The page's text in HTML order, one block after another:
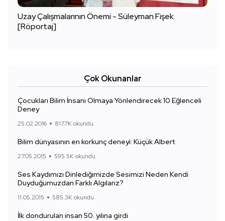
Uzay Çalışmalarının Önemi - Süleyman Fişek
[Röportaj]
Çok Okunanlar
Çocukları Bilim İnsanı Olmaya Yönlendirecek 10 Eğlenceli
Deney
25.02.2016 817.7K okundu.
Bilim dünyasının en korkunç deneyi: Küçük Albert
27.05.2015 595.5K okundu.
Ses Kaydımızı Dinlediğimizde Sesimizi Neden Kendi
Duyduğumuzdan Farklı Algılarız?
11.05.2015 585.3K okundu.
İlk dondurulan insan 50. yılına girdi